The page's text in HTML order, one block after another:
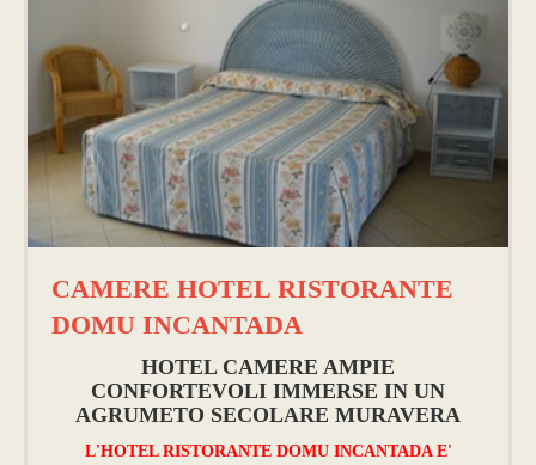
CAMERE HOTEL RISTORANTE
DOMU INCANTADA
HOTEL CAMERE AMPIE
CONFORTEVOLI IMMERSE IN UN
AGRUMETO SECOLARE MURAVERA
L'HOTEL RISTORANTE DOMU INCANTADA E'